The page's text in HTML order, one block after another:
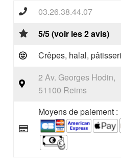
03.26.38.44.07
5/5 (voir les 2 avis)
Crêpes, halal,
2 Av. Georges Hodin,
51100 Reims
Moyens de paiement :